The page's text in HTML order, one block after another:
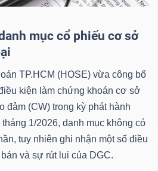
mục cổ phiếu cơ sở
TP.HCM (HOSE) vừa công bố
kiện làm chứng khoán cơ sở
đảm (CW) trong kỳ phát hành
1/2026, danh mục không có
tuy nhiên ghi nhận một số điều
và sự rút lui của DGC.